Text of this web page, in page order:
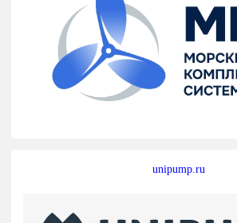
unipump.ru